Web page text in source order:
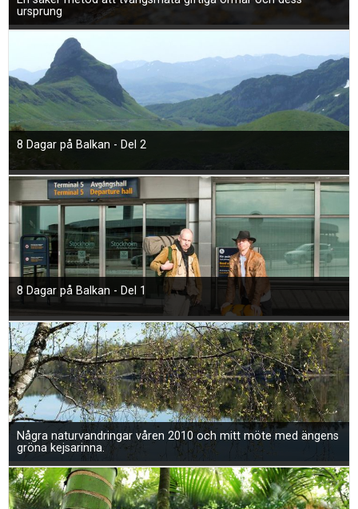
ursprung
8 Dagar på Balkan - Del 2
8 Dagar på Balkan - Del 1
Några naturvandringar våren 2010 och mitt möte med ängens
gröna kejsarinna.